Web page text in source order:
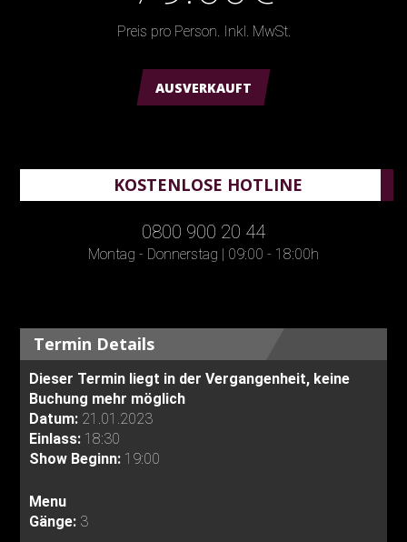
Preis pro Person. Inkl. MwSt.
AUSVERKAUFT
KOSTENLOSE HOTLINE
0800 900 20 44
Montag - Donnerstag | 09:00 - 18:00h
Termin Details
Dieser Termin liegt in der Vergangenheit, keine
Buchung mehr möglich
Datum: 21.01.2023
Einlass: 18:30
Show Beginn: 19:00
Menu
Gänge: 3